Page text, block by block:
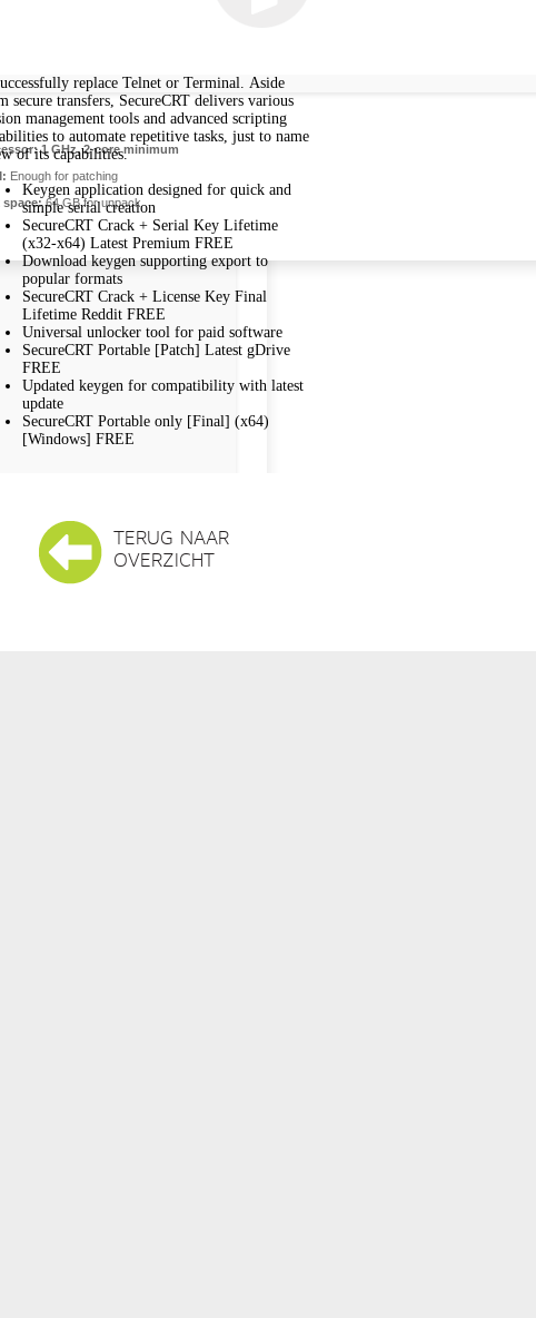
1 GHz, 2-core minimum
Enough for patching
space:64 GB for unpack
replace Telnet or Terminal. Aside
secure transfers, SecureCRT delivers various
management tools and advanced scripting
to automate repetitive tasks, just to name
of its capabilities.
Keygen application designed for quick and
simple serial creation
SecureCRT Crack + Serial Key Lifetime
(x32-x64) Latest Premium FREE
Download keygen supporting export to
popular formats
SecureCRT Crack + License Key Final
Lifetime Reddit FREE
Universal unlocker tool for paid software
SecureCRT Portable [Patch] Latest gDrive
FREE
Updated keygen for compatibility with latest
update
SecureCRT Portable only [Final] (x64)
[Windows] FREE
TERUG NAAR
OVERZICHT